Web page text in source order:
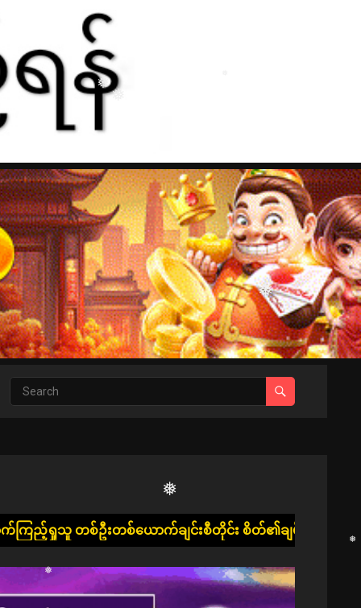
❅
❅
ျင်းစီတိုင်း စိတ်၏ချမ်းသာခြင်း၊ ကိုယ်၏ကျန်းမာခြင်းနှင့် ပ